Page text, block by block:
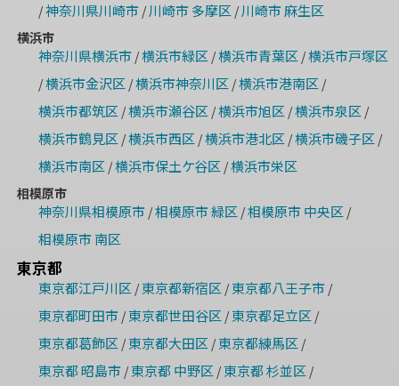
/神奈川県川崎市/川崎市 多摩区/川崎市 麻生区
横浜市
神奈川県横浜市/横浜市緑区/横浜市青葉区/横浜市戸塚区
/横浜市金沢区/横浜市神奈川区/横浜市港南区/
横浜市都筑区/横浜市瀬谷区/横浜市旭区/横浜市泉区/
横浜市鶴見区/横浜市西区/横浜市港北区/横浜市磯子区/
横浜市南区/横浜市保土ケ谷区/横浜市栄区
相模原市
神奈川県相模原市/相模原市 緑区/相模原市 中央区/
相模原市 南区
東京都
東京都江戸川区/ 東京都新宿区/ 東京都八王子市/
東京都町田市/ 東京都世田谷区/ 東京都足立区/
東京都葛飾区/ 東京都大田区/ 東京都練馬区/
東京都 昭島市/ 東京都 中野区/ 東京都 杉並区/